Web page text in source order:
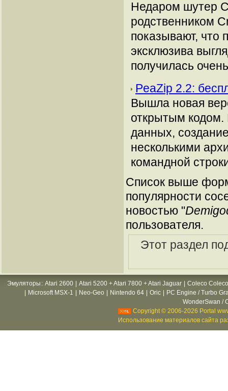
Недаром шутер
родственником
показывают, что
эксклюзива
получилась
PeaZip 2.2:
Вышла новая
открытым
данных,
несколькими
командной
Список выше
популярности
новостью "
пользователя.
Этот раздел
Эмуляторы : Atari 2600 Atari 5200 + Atari 7800 + Atari Jaguar
Coleco
Microsoft MSX-1 Neo-Geo Nintendo 64 Oric
PC Engine / Turbo
WonderSwan /
Copyright © 2006-2026 Portal
Использование материалов сайта